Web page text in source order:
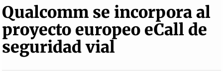
Qualcomm se incorpora al
proyecto europeo eCall de
seguridad vial